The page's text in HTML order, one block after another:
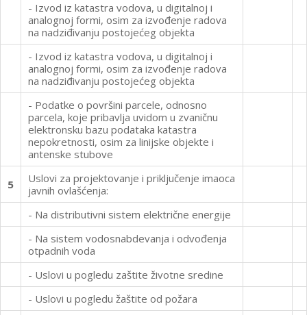
- Izvod iz katastra vodova, u digitalnoj i
analognoj formi, osim za izvođenje radova
na nadziđivanju postojećeg objekta
- Izvod iz katastra vodova, u digitalnoj i
analognoj formi, osim za izvođenje radova
na nadziđivanju postojećeg objekta
- Podatke o površini parcele, odnosno
parcela, koje pribavlja uvidom u zvaničnu
elektronsku bazu podataka katastra
nepokretnosti, osim za linijske objekte i
antenske stubove
5
Uslovi za projektovanje i priključenje imaoca
javnih ovlašćenja:
- Na distributivni sistem električne energije
- Na sistem vodosnabdevanja i odvođenja
otpadnih voda
- Uslovi u pogledu zaštite životne sredine
- Uslovi u pogledu žaštite od požara